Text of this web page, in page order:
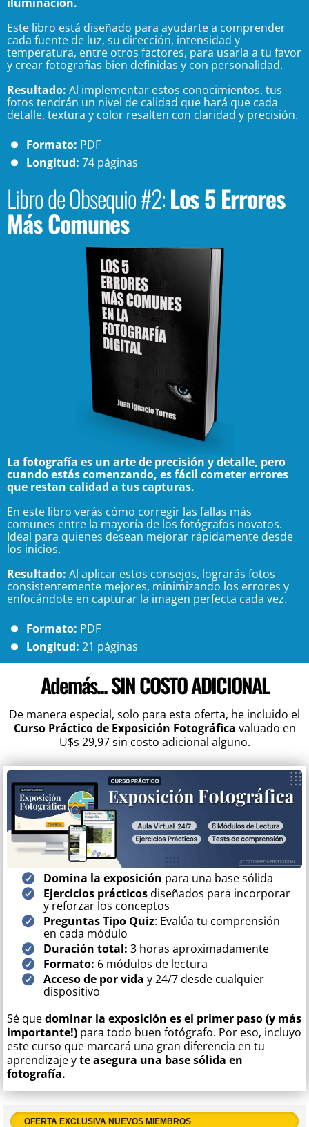
Este libro está diseñado para ayudarte a comprender
cada fuente de luz, su dirección, intensidad y
temperatura, entre otros factores, para usarla a tu favor
y crear fotografías bien definidas y con personalidad.
Resultado: Al implementar estos conocimientos, tus
fotos tendrán un nivel de calidad que hará que cada
detalle, textura y color resalten con claridad y precisión.
Formato: PDF
Longitud: 74 páginas
Libro de Obsequio #2:Los 5 Errores
Más Comunes
La fotografía es un arte de precisión y detalle, pero
cuando estás comenzando, es fácil cometer errores
que restan calidad a tus capturas.
En este libro verás cómo corregir las fallas más
comunes entre la mayoría de los fotógrafos novatos.
Ideal para quienes desean mejorar rápidamente desde
los inicios.
Resultado: Al aplicar estos consejos, lograrás fotos
consistentemente mejores, minimizando los errores y
enfocándote en capturar la imagen perfecta cada vez.
Formato: PDF
Longitud: 21 páginas
Además... SIN COSTO ADICIONAL
De manera especial, solo para esta oferta, he incluido el
Curso Práctico de Exposición Fotográfica valuado en
U$s 29,97 sin costo adicional alguno.
Domina la exposición para una base sólida
Ejercicios prácticosdiseñados para incorporar
y reforzar los conceptos
Preguntas Tipo Quiz: Evalúa tu comprensión
en cada módulo
Duración total: 3 horas aproximadamente
Formato: 6 módulos de lectura
Acceso de por vida y 24/7 desde cualquier
dispositivo
Sé quedominar la exposición es el primer paso (y más
importante!) para todo buen fotógrafo. Por eso, incluyo
este curso que marcará una gran diferencia en tu
aprendizaje yte asegura una base sólida en
fotografía.
OFERTA EXCLUSIVA NUEVOS MIEMBROS